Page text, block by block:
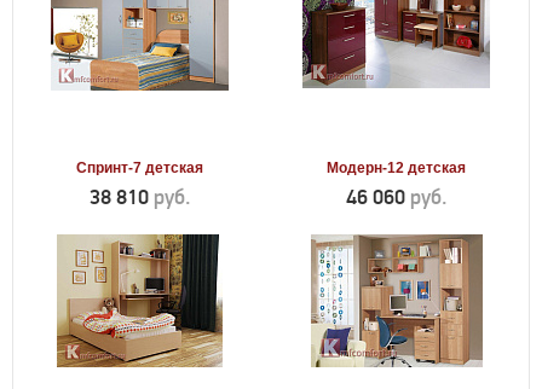
Спринт-7 детская
38 810 руб.
Модерн-12 детская
46 060 руб.